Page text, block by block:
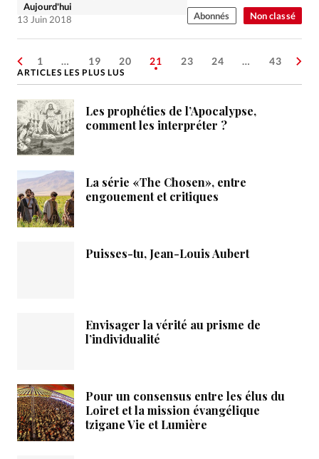
Non classé
Aujourd'hui
13 Juin 2018
Abonnés
1 … 19 20 21 23 24 … 43
ARTICLES LES PLUS LUS
Les prophéties de l’Apocalypse,
comment les interpréter ?
La série «The Chosen», entre
engouement et critiques
Puisses-tu, Jean-Louis Aubert
Envisager la vérité au prisme de
l’individualité
Pour un consensus entre les élus du
Loiret et la mission évangélique
tzigane Vie et Lumière